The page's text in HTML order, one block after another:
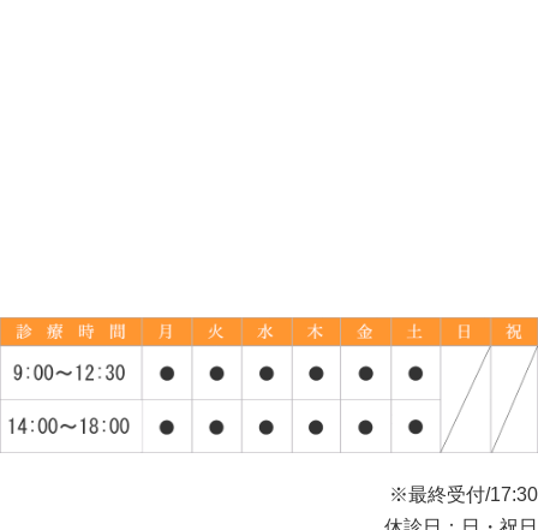
※最終受付/17:30